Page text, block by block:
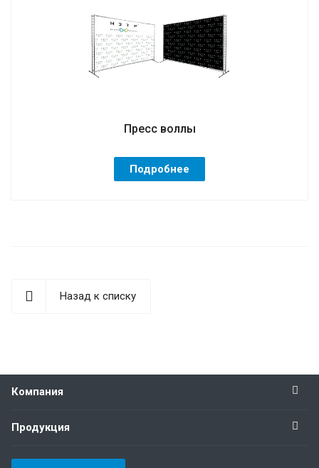
Пресс воллы
Подробнее
Назад к списку
Компания
Продукция